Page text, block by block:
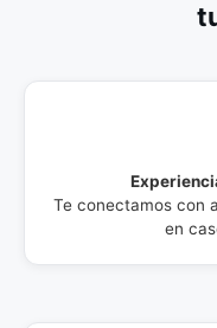
Te conectamos con
en